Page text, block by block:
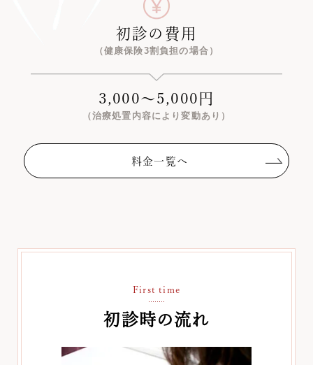
初診の費⽤
（健康保険3割負担の場合）
3,000〜5,000円
（治療処置内容により変動あり）
料金一覧へ
First time
初診時の流れ